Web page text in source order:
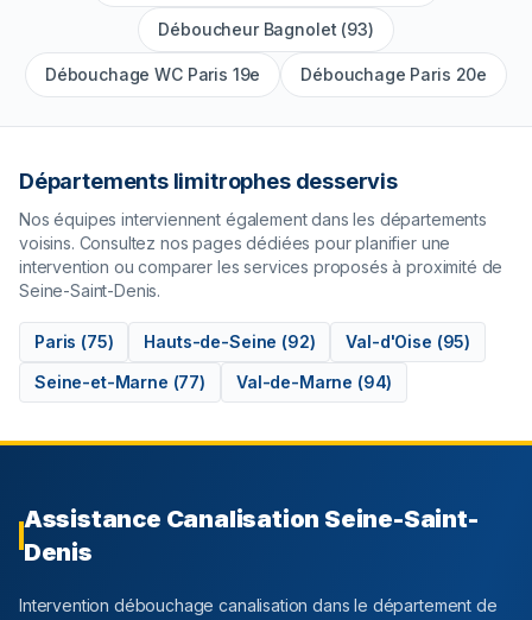
Déboucheur Bagnolet (93)
Débouchage WC Paris 19e Débouchage Paris 20e
Départements limitrophes desservis
Nos équipes interviennent également dans les départements
voisins. Consultez nos pages dédiées pour planifier une
intervention ou comparer les services proposés à proximité de
Seine-Saint-Denis.
Paris (75) Hauts-de-Seine (92) Val-d'Oise (95)
Seine-et-Marne (77) Val-de-Marne (94)
Assistance Canalisation Seine-Saint-
Denis
Intervention débouchage canalisation dans le département de